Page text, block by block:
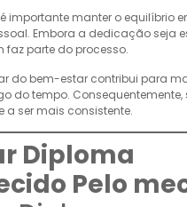
importante manter o equilíbrio
Embora a dedicação seja
parte do processo.
do bem-estar contribui para
do tempo. Consequentemente,
a ser mais consistente.
Diploma
Pelo